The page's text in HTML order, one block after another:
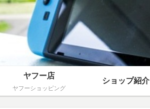
ヤフー店
ヤフーショッピング
ショップ紹介